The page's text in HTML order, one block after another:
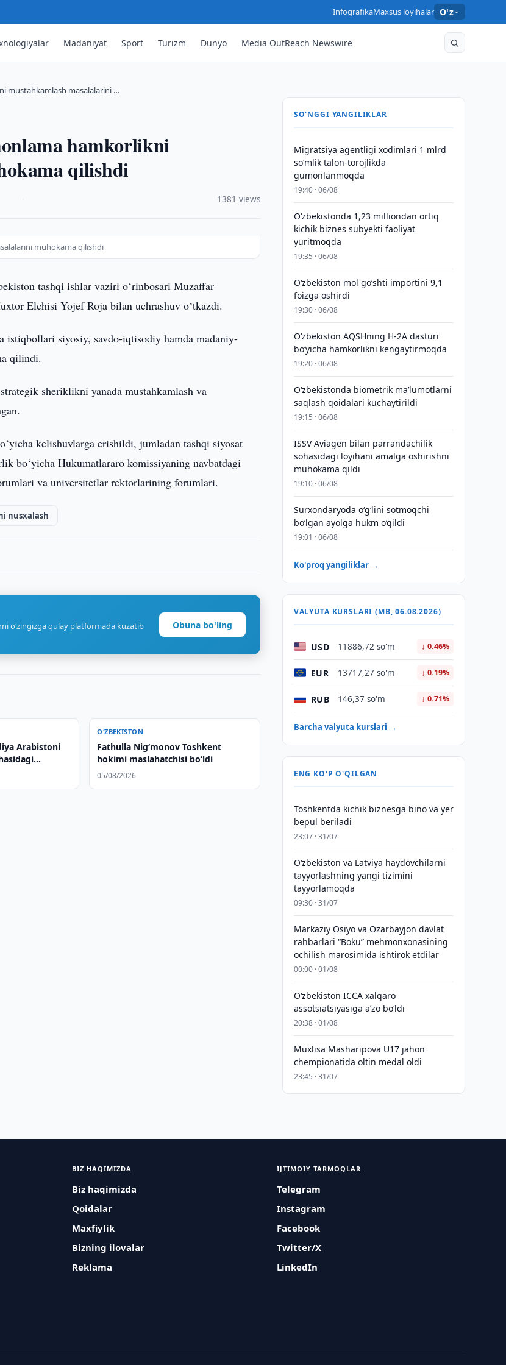
InfografikaMaxsus loyihalar O'z
Madaniyat Sport Turizm Dunyo Media OutReach Newswire
mustahkamlash masalalarini …
hamkorlikni
qilishdi
1381 views
muhokama qilishdi
tashqi ishlar vaziri o‘rinbosari Muzaffar
Elchisi Yojef Roja bilan uchrashuv o‘tkazdi.
istiqbollari siyosiy, savdo-iqtisodiy hamda madaniy-
qilindi.
sheriklikni yanada mustahkamlash va
kelishuvlarga erishildi, jumladan tashqi siyosat
bo‘yicha Hukumatlararo komissiyaning navbatdagi
va universitetlar rektorlarining forumlari.
nusxalash
o‘zingizga qulay platformada kuzatib
Obuna bo'ling
Arabistoni
O‘ZBEKISTON
Fathulla Nig‘monov Toshkent
hokimi maslahatchisi bo‘ldi
05/08/2026
SO'NGGI YANGILIKLAR
Migratsiya agentligi xodimlari 1 mlrd
so‘mlik talon-torojlikda
gumonlanmoqda
19:40 · 06/08
O‘zbekistonda 1,23 milliondan ortiq
kichik biznes subyekti faoliyat
yuritmoqda
19:35 · 06/08
O‘zbekiston mol go‘shti importini 9,1
foizga oshirdi
19:30 · 06/08
O‘zbekiston AQSHning H-2A dasturi
bo‘yicha hamkorlikni kengaytirmoqda
19:20 · 06/08
O‘zbekistonda biometrik maʼlumotlarni
saqlash qoidalari kuchaytirildi
19:15 · 06/08
ISSV Aviagen bilan parrandachilik
sohasidagi loyihani amalga oshirishni
muhokama qildi
19:10 · 06/08
Surxondaryoda o‘g‘lini sotmoqchi
bo‘lgan ayolga hukm o‘qildi
19:01 · 06/08
Ko'proq yangiliklar →
VALYUTA KURSLARI (MB, 06.08.2026)
USD 11886,72 so'm ↓ 0.46%
EUR 13717,27 so'm ↓ 0.19%
RUB 146,37 so'm ↓ 0.71%
Barcha valyuta kurslari →
ENG KO'P O'QILGAN
Toshkentda kichik biznesga bino va yer
bepul beriladi
23:07 · 31/07
Oʻzbekiston va Latviya haydovchilarni
tayyorlashning yangi tizimini
tayyorlamoqda
09:30 · 31/07
Markaziy Osiyo va Ozarbayjon davlat
rahbarlari “Boku” mehmonxonasining
ochilish marosimida ishtirok etdilar
00:00 · 01/08
O‘zbekiston ICCA xalqaro
assotsiatsiyasiga aʼzo bo‘ldi
20:38 · 01/08
Muxlisa Masharipova U17 jahon
chempionatida oltin medal oldi
23:45 · 31/07
BIZ HAQIMIZDA
Biz haqimizda
Qoidalar
Maxfiylik
Bizning ilovalar
Reklama
IJTIMOIY TARMOQLAR
Telegram
Instagram
Facebook
Twitter/X
LinkedIn